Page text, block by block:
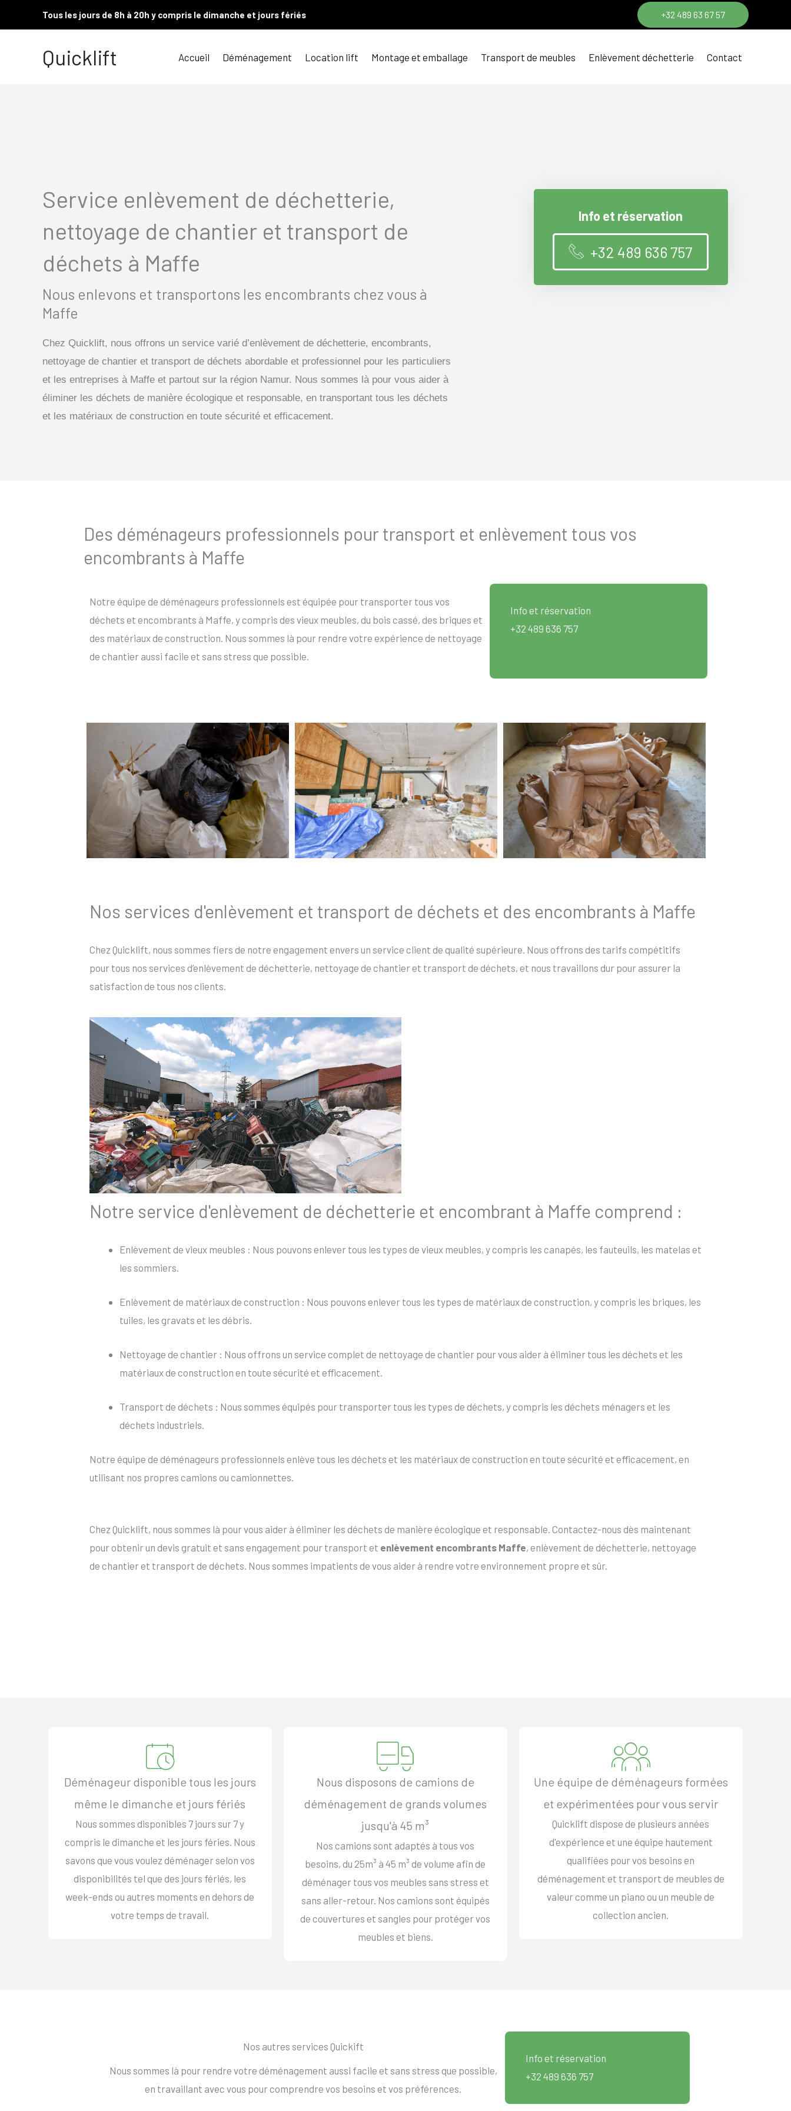
au
Tous les jours de 8h à 20h y compris le dimanche et jours fériés +32 489 63 67 57
Quicklift Accueil Déménagement Location lift Montage et emballage Transport de meubles Enlèvement déchetterie Contact
Service enlèvement de déchetterie,
nettoyage de chantier et transport de
déchets à Maffe
Nous enlevons et transportons les encombrants chez vous à
Maffe
Chez Quicklift, nous offrons un service varié d’enlèvement de déchetterie, encombrants,
nettoyage de chantier et transport de déchets abordable et professionnel pour les particuliers
et les entreprises à Maffe et partout sur la région Namur. Nous sommes là pour vous aider à
éliminer les déchets de manière écologique et responsable, en transportant tous les déchets
et les matériaux de construction en toute sécurité et efficacement.
Info et réservation
+32 489 636 757
Des déménageurs professionnels pour transport et enlèvement tous vos
encombrants à Maffe
Notre équipe de déménageurs professionnels est équipée pour transporter tous vos
déchets et encombrants à Maffe, y compris des vieux meubles, du bois cassé, des briques et
des matériaux de construction. Nous sommes là pour rendre votre expérience de nettoyage
de chantier aussi facile et sans stress que possible.
Info et réservation
+32 489 636 757
Nos services d'enlèvement et transport de déchets et des encombrants à Maffe
Chez Quicklift, nous sommes fiers de notre engagement envers un service client de qualité supérieure. Nous offrons des tarifs compétitifs
pour tous nos services d’enlèvement de déchetterie, nettoyage de chantier et transport de déchets, et nous travaillons dur pour assurer la
satisfaction de tous nos clients.
Notre service d'enlèvement de déchetterie et encombrant à Maffe comprend :
Enlèvement de vieux meubles : Nous pouvons enlever tous les types de vieux meubles, y compris les canapés, les fauteuils, les matelas et
les sommiers.
Enlèvement de matériaux de construction : Nous pouvons enlever tous les types de matériaux de construction, y compris les briques, les
tuiles, les gravats et les débris.
Nettoyage de chantier : Nous offrons un service complet de nettoyage de chantier pour vous aider à éliminer tous les déchets et les
matériaux de construction en toute sécurité et efficacement.
Transport de déchets : Nous sommes équipés pour transporter tous les types de déchets, y compris les déchets ménagers et les
déchets industriels.
Notre équipe de déménageurs professionnels enlève tous les déchets et les matériaux de construction en toute sécurité et efficacement, en
utilisant nos propres camions ou camionnettes.
Chez Quicklift, nous sommes là pour vous aider à éliminer les déchets de manière écologique et responsable. Contactez-nous dès maintenant
pour obtenir un devis gratuit et sans engagement pour transport et enlèvement encombrants Maffe, enlèvement de déchetterie, nettoyage
de chantier et transport de déchets. Nous sommes impatients de vous aider à rendre votre environnement propre et sûr.
Déménageur disponible tous les jours
même le dimanche et jours fériés
Nous sommes disponibles 7 jours sur 7 y
compris le dimanche et les jours féries. Nous
savons que vous voulez déménager selon vos
disponibilités tel que des jours fériés, les
week-ends ou autres moments en dehors de
votre temps de travail.
Nous disposons de camions de
déménagement de grands volumes
jusqu'à 45 m³
Nos camions sont adaptés à tous vos
besoins, du 25m³ à 45 m³ de volume afin de
déménager tous vos meubles sans stress et
sans aller-retour. Nos camions sont équipés
de couvertures et sangles pour protéger vos
meubles et biens.
Une équipe de déménageurs formées
et expérimentées pour vous servir
Quicklift dispose de plusieurs années
d'expérience et une équipe hautement
qualifiées pour vos besoins en
déménagement et transport de meubles de
valeur comme un piano ou un meuble de
collection ancien.
Nos autres services Quickift
Nous sommes là pour rendre votre déménagement aussi facile et sans stress que possible,
en travaillant avec vous pour comprendre vos besoins et vos préférences.
Info et réservation
+32 489 636 757